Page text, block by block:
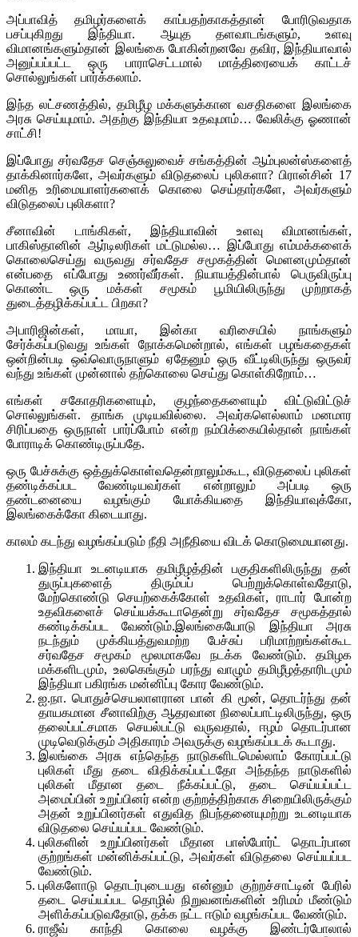
அப்பாவித் தமிழர்களைக் காப்பதற்காகத்தான் போரிடுவதாக
பசப்புகிறது இந்தியா. ஆயுத தளவாடங்களும், உளவு
விமானங்களும்தான் இலங்கை போகின்றனவே தவிர, இந்தியாவால்
அனுப்பப்பட்ட ஒரு பாராசெட்டமால் மாத்திரையைக் காட்டச்
சொல்லுங்கள் பார்க்கலாம்.
இந்த லட்சணத்தில், தமிழீழ மக்களுக்கான வசதிகளை இலங்கை
அரசு செய்யுமாம். அதற்கு இந்தியா உதவுமாம்… வேலிக்கு ஓணான்
சாட்சி!
இப்போது சர்வதேச செஞ்சுலுவைச் சங்கத்தின் ஆம்புலன்ஸ்களைத்
தாக்கினார்களே, அவர்களும் விடுதலைப் புலிகளா? பிரான்சின் 17
மனித உரிமையாளர்களைக் கொலை செய்தார்களே, அவர்களும்
விடுதலைப் புலிகளா?
சீனாவின் டாங்கிகள், இந்தியாவின் உளவு விமானங்கள்,
பாகிஸ்தானின் ஆர்டிலரிகள் மட்டுமல்ல… இப்போது எம்மக்களைக்
கொலைசெய்து வருவது சர்வதேச சமூகத்தின் மெளனமும்தான்
என்பதை எப்போது உணர்வீர்கள். நியாயத்தின்பால் பெருவிருப்பு
கொண்ட ஒரு மக்கள் சமூகம் பூமியிலிருந்து முற்றாகத்
துடைத்தழிக்கப்பட்ட பிறகா?
அபாரிஜின்கள், மாயா, இன்கா வரிசையில் நாங்களும்
சேர்க்கப்படுவது உங்கள் நோக்கமென்றால், எங்கள் பழங்கதைகள்
ஒன்றின்படி ஒவ்வொருநாளும் ஏதேனும் ஒரு வீட்டிலிருந்து ஒருவர்
வந்து உங்கள் முன்னால் தற்கொலை செய்து கொள்கிறோம்…
எங்கள் சகோதரிகளையும், குழந்தைகளையும் விட்டுவிட்டுச்
சொல்லுங்கள். தாங்க முடியவில்லை. அவர்களெல்லாம் மனமார
சிரிப்பதை ஒருநாள் பார்ப்போம் என்ற நம்பிக்கையில்தான் நாங்கள்
போராடிக் கொண்டிருப்பதே.
ஒரு பேச்சுக்கு ஒத்துக்கொள்வதென்றாலும்கூட, விடுதலைப் புலிகள்
தண்டிக்கப்பட வேண்டியவர்கள் என்றாலும் அப்படி ஒரு
தண்டனையை வழங்கும் யோக்கியதை இந்தியாவுக்கோ,
இலங்கைக்கோ கிடையாது.
காலம் கடந்து வழங்கப்படும் நீதி அநீதியை விடக் கொடுமையானது.
இந்தியா உடனடியாக தமிழீழத்தின் பகுதிகளிலிருந்து தன்
துருப்புகளைத் திரும்பப் பெற்றுக்கொள்வதோடு,
மேற்கொண்டு செயற்கைக்கோள் உதவிகள், ராடார் போன்ற
உதவிகளைச் செய்யக்கூடாதென்று சர்வதேச சமூகத்தால்
கண்டிக்கப்பட வேண்டும்.இலங்கையோடு இந்தியா அரசு
நடந்தும் முக்கியத்துவமற்ற பேச்சுப் பரிமாற்றங்கள்கூட
சர்வதேச சமூகம் மூலமாகவே நடக்க வேண்டும். தமிழக
மக்களிடமும், உலகெங்கும் பரந்து வாழும் தமிழீழத்தாரிடமும்
இந்தியா பகிரங்க மன்னிப்பு கோர வேண்டும்.
ஐ.நா. பொதுச்செயலாளரான பான் கி மூன், தொடர்ந்து தன்
தாயகமான சீனாவிற்கு ஆதரவான நிலைப்பாட்டிலிருந்து, ஒரு
தலைப்பட்சமாக செயல்பட்டு வருவதால், ஈழம் தொடர்பான
முடிவெடுக்கும் அதிகாரம் அவருக்கு வழங்கப்படக் கூடாது.
இலங்கை அரசு எந்தெந்த நாடுகளிடமெல்லாம் கோரப்பட்டு
புலிகள் மீது தடை விதிக்கப்பட்டதோ அந்தந்த நாடுகளில்
புலிகள் மீதான தடை நீக்கப்பட்டு, தடை செய்யப்பட்ட
அமைப்பின் உறுப்பினர் என்ற குற்றத்திற்காக சிறையிலிருக்கும்
அதன் உறுப்பினர்கள் எதுவித நிபந்தனையுமற்று உடனடியாக
விடுதலை செய்யப்பட வேண்டும்.
புலிகளின் உறுப்பினர்கள் மீதான பாஸ்போர்ட் தொடர்பான
குற்றங்கள் மன்னிக்கப்பட்டு, அவர்கள் விடுதலை செய்யப்பட
வேண்டும்.
புலிகளோடு தொடர்புடையது என்னும் குற்றச்சாட்டின் பேரில்
தடை செய்யப்பட தொழில் நிறுவனங்களின் உரிமம் மீண்டும்
அளிக்கப்படுவதோடு, தக்க நட்ட ஈடும் வழங்கப்பட வேண்டும்.
ராஜீவ் காந்தி கொலை வழக்கு இண்டர்போலால்